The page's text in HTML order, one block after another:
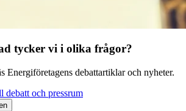
tycker vi i olika frågor?
Energiföretagens debattartiklar och nyheter.
debatt och pressrum